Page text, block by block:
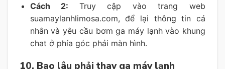
Cách 2: Truy cập vào trang web
suamaylanhlimosa.com, để lại thông tin cá
nhân và yêu cầu bơm ga máy lạnh vào khung
chat ở phía góc phải màn hình.
10. Bao lâu phải thay ga máy lạnh